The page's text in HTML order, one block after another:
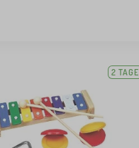
2 TAGE